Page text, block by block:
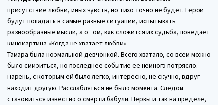
присутствие любви, иных чувств, но тихо точно не будет. Герои
будут попадать в самые разные ситуации, испытывать
разнообразные мысли, а о том, как сложится их судьба, поведает
кинокартина «Когда не хватает любви».
Тамара была нормальной девчонкой. Всего хватало, со всем можно
было смириться, но последнее событие ее немного потрясло.
Парень, с которым ей было легко, интересно, не скучно, вдруг
находит другую. Расслабляться не было момента. Следом
становиться известно о смерти бабули. Нервы и так на пределе,